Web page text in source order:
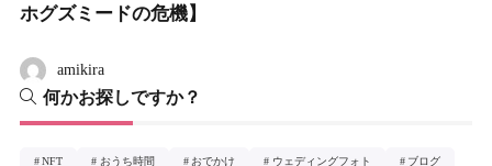
ホグズミードの危機】
amikira
何かお探しですか？
NFT おうち時間 おでかけ ウェディングフォト ブログ